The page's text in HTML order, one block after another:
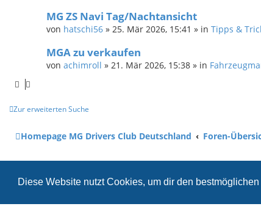
Diese Website nutzt Cookies, um dir den
MG ZS Navi Tag/Nachtansicht
von hatschi56 » 25. Mär 2026, 15:41 » in Tipps &
MGA zu verkaufen
von achimroll » 21. Mär 2026, 15:38 » in
Zur erweiterten Suche
Homepage MG Drivers Club Deutschland Foren-